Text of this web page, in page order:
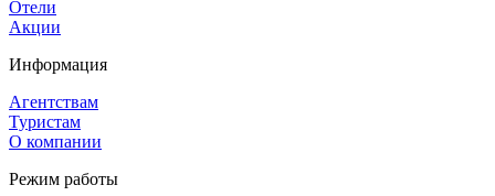
Отели
Акции
Информация
Агентствам
Туристам
О компании
Режим работы